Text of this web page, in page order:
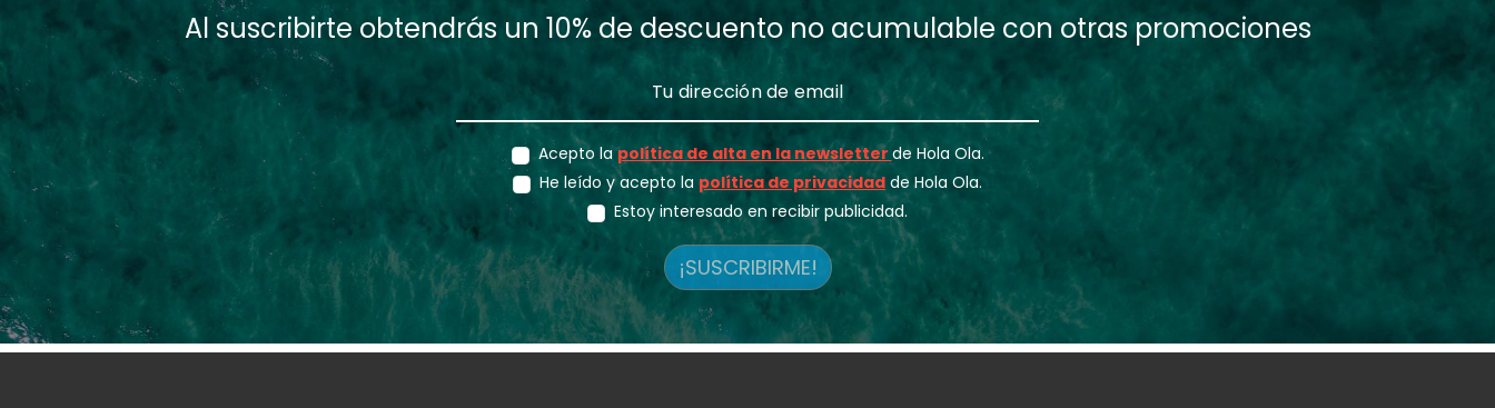
Al suscribirte obtendrás un 10% de descuento no acumulable con otras promociones
Acepto la política de alta en la newsletter de Hola Ola.
He leído y acepto la política de privacidad de Hola Ola.
Estoy interesado en recibir publicidad.
¡SUSCRIBIRME!